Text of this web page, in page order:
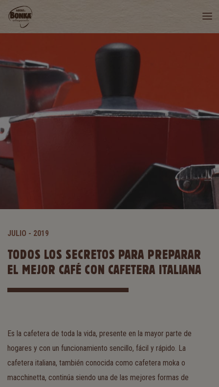
JULIO - 2019
TODOS LOS SECRETOS PARA PREPARAR
EL MEJOR CAFÉ CON CAFETERA ITALIANA
Es la cafetera de toda la vida, presente en la mayor parte de
hogares y con un funcionamiento sencillo, fácil y rápido. La
cafetera italiana, también conocida como cafetera moka o
macchinetta, continúa siendo una de las mejores formas de